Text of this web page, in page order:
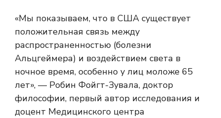
«Мы показываем, что в США существует
положительная связь между
распространенностью (болезни
Альцгеймера) и воздействием света в
ночное время, особенно у лиц моложе 65
лет», — Робин Фойгт-Зувала, доктор
философии, первый автор исследования и
доцент Медицинского центра